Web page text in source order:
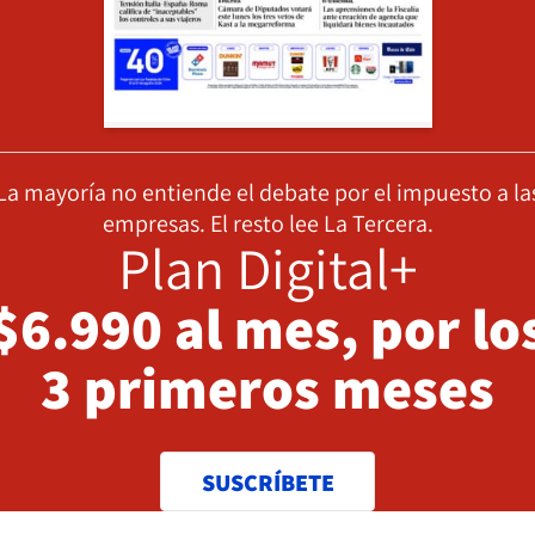
mayoría no entiende el debate por el impuesto a
empresas. El resto lee La Tercera.
Plan Digital+
al mes, por
3 primeros meses
SUSCRÍBETE